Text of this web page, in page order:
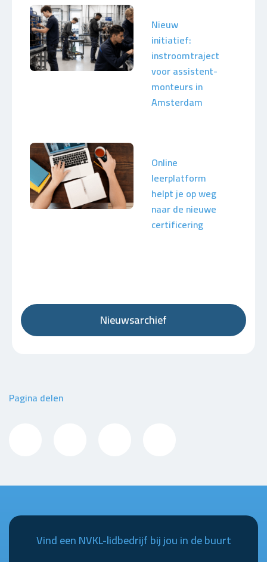
Nieuw
initiatief:
instroomtraject
voor assistent-
monteurs in
Amsterdam
Online
leerplatform
helpt je op weg
naar de nieuwe
certificering
Nieuwsarchief
Pagina delen
Vind een NVKL-lidbedrijf bij jou in de buurt